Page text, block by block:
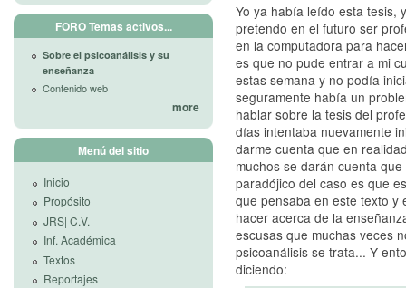
Yo ya había leído esta tesis,
pretendo en el futuro ser
en la computadora para
es que no pude entrar a mi
estas semana y no podía
seguramente había un
hablar sobre la tesis del
días intentaba nuevamente
darme cuenta que en
muchos se darán cuenta
paradójico del caso es que
que pensaba en este texto y
hacer acerca de la
escusas que muchas veces
psicoanálisis se trata... Y
diciendo:
FORO Temas activos...
Sobre el psicoanálisis y su
enseñanza
Contenido web
more
Menú del sitio
Inicio
Propósito
JRS| C.V.
Inf. Académica
Textos
Reportajes